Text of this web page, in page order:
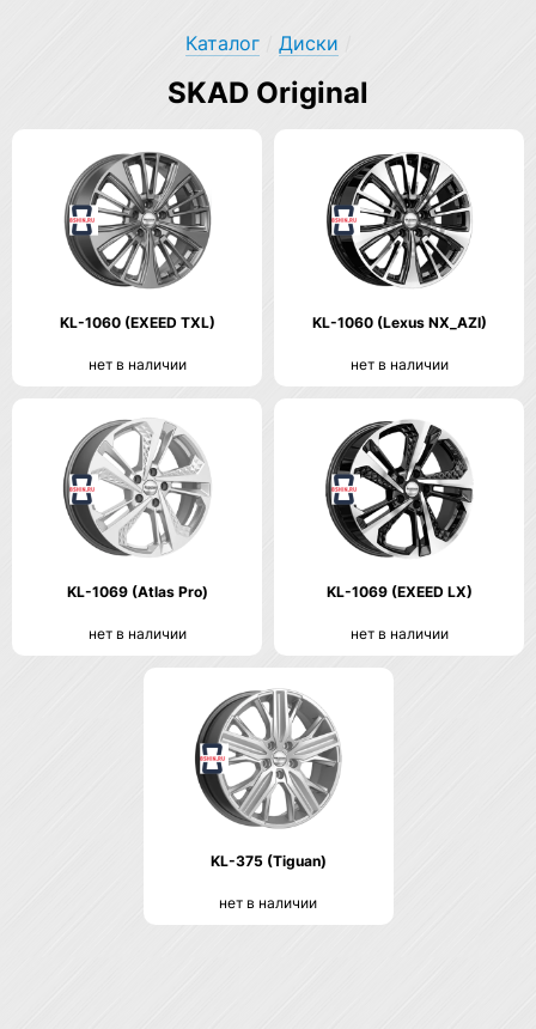
Каталог/ Диски
SKAD Original
KL-1060 (EXEED TXL)
нет в наличии
KL-1060 (Lexus NX_AZI)
нет в наличии
KL-1069 (Atlas Pro)
нет в наличии
KL-1069 (EXEED LX)
нет в наличии
KL-375 (Tiguan)
нет в наличии